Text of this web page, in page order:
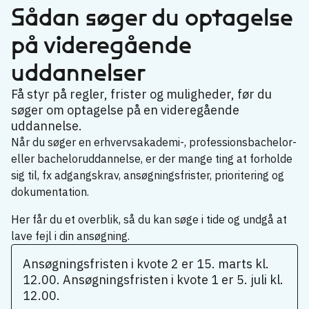
Sådan søger du optagelse
på videre­gående
uddannelser
Få styr på regler, frister og muligheder, før du
søger om optagelse på en videregående
uddannelse.
Når du søger en erhvervsakademi-, professionsbachelor-
eller bacheloruddannelse, er der mange ting at forholde
sig til, fx adgangskrav, ansøgningsfrister, prioritering og
dokumentation.
Her får du et overblik, så du kan søge i tide og undgå at
lave fejl i din ansøgning.
Ansøgningsfristen i kvote 2 er 15. marts kl.
12.00. Ansøgningsfristen i kvote 1 er 5. juli kl.
12.00.